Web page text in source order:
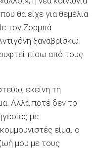
θα είχε για θεμέλια
τον Ζορμπά
ξαναβρίσκω
πίσω από τους
εκείνη τη
Αλλά ποτέ δεν το
με
είμαι ο
μου με τους